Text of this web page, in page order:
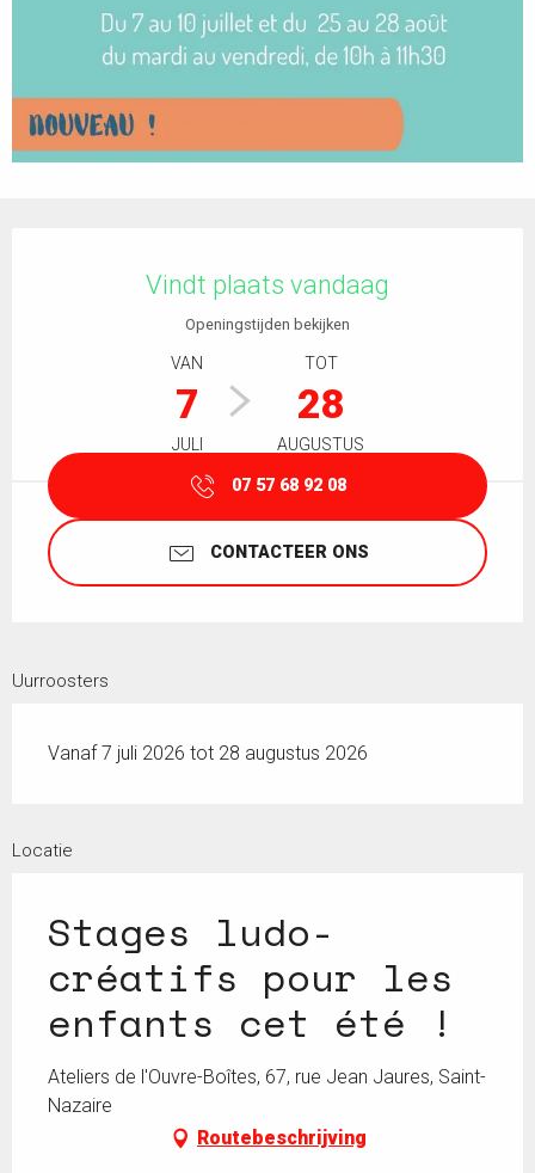
Vindt plaats vandaag
Openingstijden bekijken
VAN
7
JULI
TOT
28
AUGUSTUS
07 57 68 92 08
CONTACTEER ONS
Uurroosters
Vanaf 7 juli 2026 tot 28 augustus 2026
Locatie
Stages ludo-
créatifs pour les
enfants cet été !
Ateliers de l'Ouvre-Boîtes, 67, rue Jean Jaures, Saint-
Nazaire
Routebeschrijving